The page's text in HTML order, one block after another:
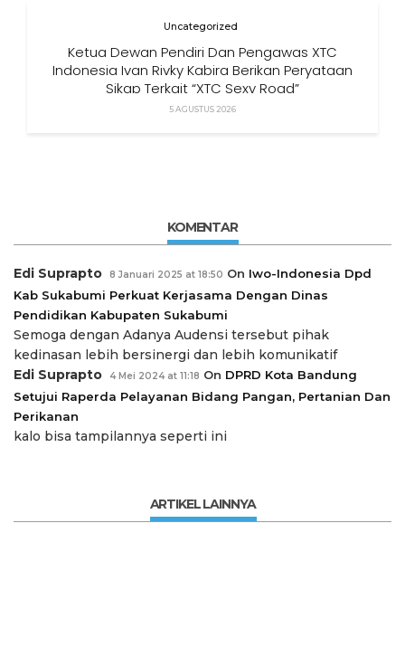
Uncategorized
Ketua Dewan Pendiri Dan Pengawas XTC
Indonesia Ivan Rivky Kabira Berikan Peryataan
Sikap Terkait “XTC Sexy Road”
5 AGUSTUS 2026
KOMENTAR
Edi Suprapto 8 Januari 2025 at 18:50 On Iwo-Indonesia Dpd
Kab Sukabumi Perkuat Kerjasama Dengan Dinas
Pendidikan Kabupaten Sukabumi
Semoga dengan Adanya Audensi tersebut pihak
kedinasan lebih bersinergi dan lebih komunikatif
Edi Suprapto
4 Mei 2024 at 11:18 On DPRD Kota Bandung
Setujui Raperda Pelayanan Bidang Pangan, Pertanian Dan
Perikanan
kalo bisa tampilannya seperti ini
ARTIKEL LAINNYA